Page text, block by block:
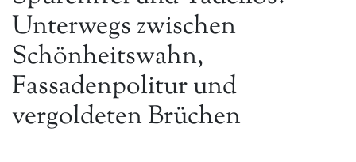
Unterwegs zwischen
Schönheitswahn,
Fassadenpolitur und
vergoldeten Brüchen